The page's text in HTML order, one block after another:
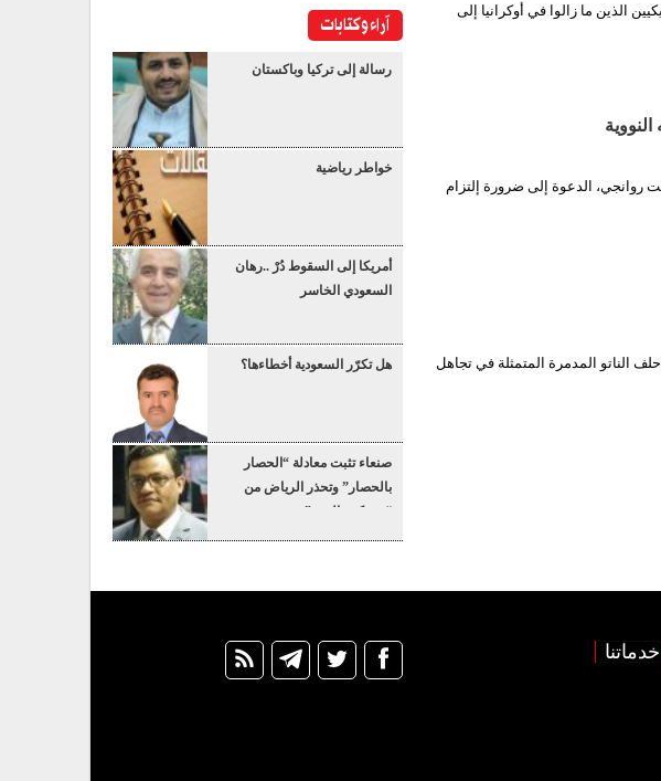
الذين ما زالوا في أوكرانيا إلى
روانجي، الدعوة إلى ضرورة إلتزام
الناتو المدمرة المتمثلة في تجاهل
آراء وكتابات
رسالة إلى تركيا وباكستان
خواطر رياضية
أمريكا إلى السقوط دُرْ ..رهان
السعودي الخاسر
هل تكرّر السعودية أخطاءها؟
صنعاء تثبت معادلة “الحصار
بالحصار” وتحذر الرياض من
“عسكرة البحر”
خدماتنا